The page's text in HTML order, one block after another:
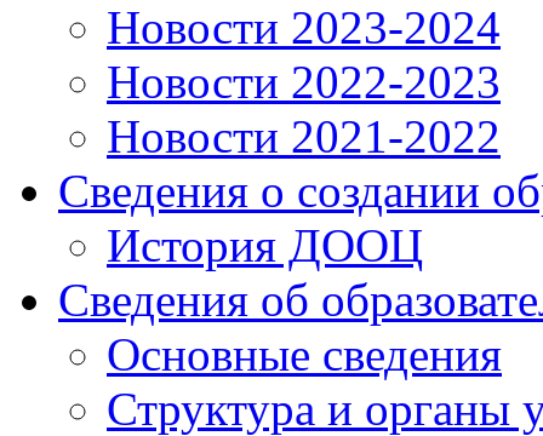
Новости 2023-2024
Новости 2022-2023
Новости 2021-2022
Сведения о создании
История ДООЦ
Сведения об
Основные сведения
Структура и органы